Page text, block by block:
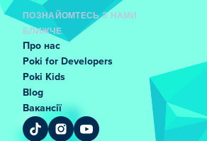
ПОЗНАЙОМТЕСЬ З НАМИ
БЛИЖЧЕ
Про нас
Poki for Developers
Poki Kids
Blog
Вакансії